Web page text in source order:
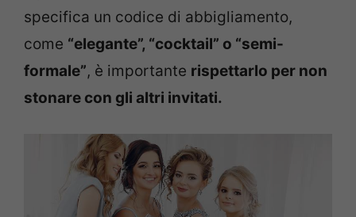
specifica un codice di abbigliamento,
come “elegante”, “cocktail” o “semi-
formale”, è importante rispettarlo per non
stonare con gli altri invitati.